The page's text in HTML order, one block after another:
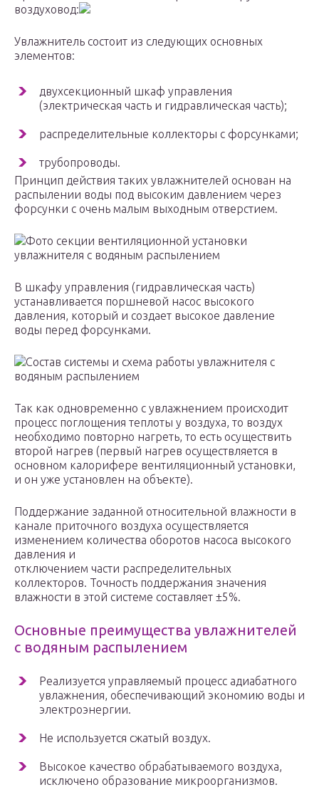
воздуховод:
Увлажнитель состоит из следующих основных
элементов:
двухсекционный шкаф управления
(электрическая часть и гидравлическая часть);
распределительные коллекторы с форсунками;
трубопроводы.
Принцип действия таких увлажнителей основан на
распылении воды под высоким давлением через
форсунки с очень малым выходным отверстием.
Фото секции вентиляционной установки
увлажнителя с водяным распылением
В шкафу управления (гидравлическая часть)
устанавливается поршневой насос высокого
давления, который и создает высокое давление
воды перед форсунками.
Состав системы и схема работы увлажнителя с
водяным распылением
Так как одновременно с увлажнением происходит
процесс поглощения теплоты у воздуха, то воздух
необходимо повторно нагреть, то есть осуществить
второй нагрев (первый нагрев осуществляется в
основном калорифере вентиляционный установки,
и он уже установлен на объекте).
Поддержание заданной относительной влажности в
канале приточного воздуха осуществляется
изменением количества оборотов насоса высокого
давления и
отключением части распределительных
коллекторов. Точность поддержания значения
влажности в этой системе составляет ±5%.
Основные преимущества увлажнителей
с водяным распылением
Реализуется управляемый процесс адиабатного
увлажнения, обеспечивающий экономию воды и
электроэнергии.
Не используется сжатый воздух.
Высокое качество обрабатываемого воздуха,
исключено образование микроорганизмов.